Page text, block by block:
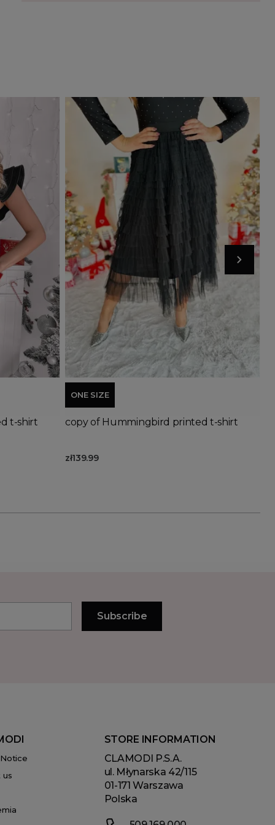
Add to basket
t-shirt
ONE SIZE
copy of Hummingbird printed t-shirt
zł139.99
us
STORE INFORMATION
CLAMODI P.S.A.
ul. Młynarska 42/115
01-171 Warszawa
Polska